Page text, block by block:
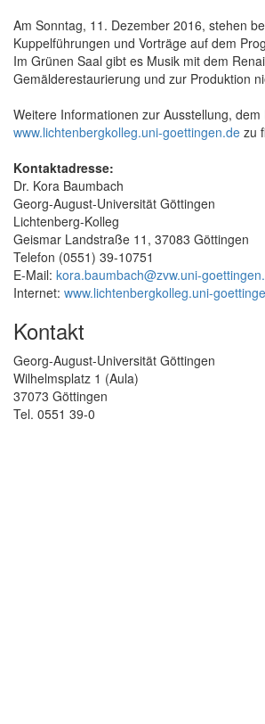
Am Sonntag, 11. Dezember 2016, stehen
Kuppelführungen und Vorträge auf dem
Im Grünen Saal gibt es Musik mit dem
Gemälderestaurierung und zur Produktion
Weitere Informationen zur Ausstellung,
www.lichtenbergkolleg.uni-goettingen.de zu
Kontaktadresse:
Dr. Kora Baumbach
Georg-August-Universität Göttingen
Lichtenberg-Kolleg
Geismar Landstraße 11, 37083 Göttingen
Telefon (0551) 39-10751
E-Mail: kora.baumbach@zvw.uni-
Internet: www.lichtenbergkolleg.uni-
Kontakt
Georg-August-Universität Göttingen
Wilhelmsplatz 1 (Aula)
37073 Göttingen
Tel. 0551 39-0